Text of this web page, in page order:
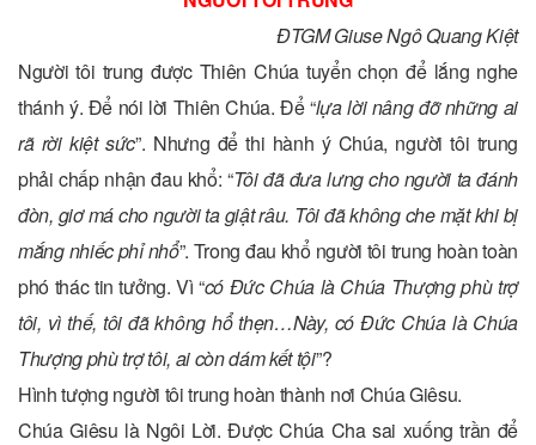
ĐTGM Giuse Ngô Quang Kiệt
Người tôi trung được Thiên Chúa tuyển chọn để lắng nghe
thánh ý. Để nói lời Thiên Chúa. Để “lựa lời nâng đỡ những ai
rã rời kiệt sức”. Nhưng để thi hành ý Chúa, người tôi trung
phải chấp nhận đau khổ: “Tôi đã đưa lưng cho người ta đánh
đòn, giơ má cho người ta giật râu. Tôi đã không che mặt khi bị
mắng nhiếc phỉ nhổ”. Trong đau khổ người tôi trung hoàn toàn
phó thác tin tưởng. Vì “có Đức Chúa là Chúa Thượng phù trợ
tôi, vì thế, tôi đã không hổ thẹn…Này, có Đức Chúa là Chúa
Thượng phù trợ tôi, ai còn dám kết tội”?
Hình tượng người tôi trung hoàn thành nơi Chúa Giêsu.
Chúa Giêsu là Ngôi Lời. Được Chúa Cha sai xuống trần để